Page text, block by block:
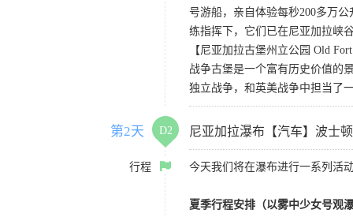
号游船，亲自体验每秒200多万
练指挥下，它们已在尼亚加拉峡
【尼亚加拉古堡州立公园 Old
战争古堡是一个富有历史价值的
独立战争，和英美战争中担当了
第2天 D2 尼亚加拉瀑布【汽车】波士顿
行程 今天我们将在瀑布进行一系列活
夏季行程安排（以雾中少女号观